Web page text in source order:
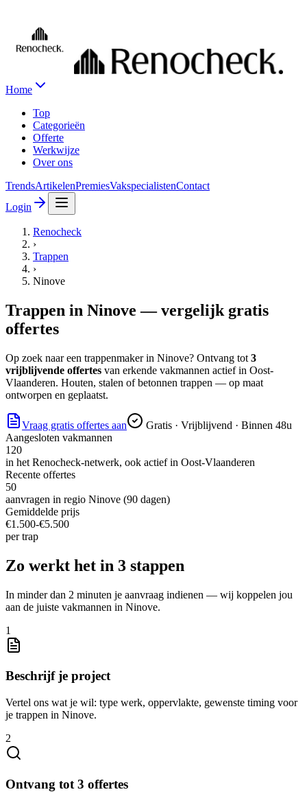
Home
Top
Categorieën
Offerte
Werkwijze
Over ons
TrendsArtikelenPremiesVakspecialistenContact
Login
Renocheck
›
Trappen
›
Ninove
Trappen in Ninove — vergelijk gratis
offertes
Op zoek naareen trappenmakerin Ninove? Ontvang tot 3
vrijblijvende offertes van erkende vakmannen actief in Oost-
Vlaanderen. Houten, stalen of betonnen trappen — op maat
ontworpen en geplaatst.
Vraag gratis offertes aan
Gratis · Vrijblijvend · Binnen 48u
Aangesloten vakmannen
120
in het Renocheck-netwerk, ook actief in Oost-Vlaanderen
Recente offertes
50
aanvragen in regio Ninove (90 dagen)
Gemiddelde prijs
€1.500-€5.500
pertrap
Zo werkt het in 3 stappen
In minder dan 2 minuten je aanvraag indienen — wij koppelen jou
aan de juiste vakmannen in Ninove.
1
Beschrijf je project
Vertel ons wat je wil: type werk, oppervlakte, gewenste timing voor
je trappen in Ninove.
2
Ontvang tot 3 offertes